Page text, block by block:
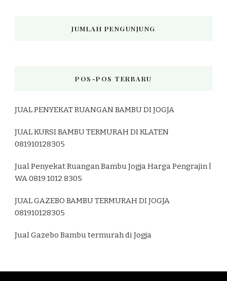
JUMLAH PENGUNJUNG
POS-POS TERBARU
JUAL PENYEKAT RUANGAN BAMBU DI JOGJA
JUAL KURSI BAMBU TERMURAH DI KLATEN
081910128305
Jual Penyekat Ruangan Bambu Jogja Harga Pengrajin |
WA 0819 1012 8305
JUAL GAZEBO BAMBU TERMURAH DI JOGJA
081910128305
Jual Gazebo Bambu termurah di Jogja